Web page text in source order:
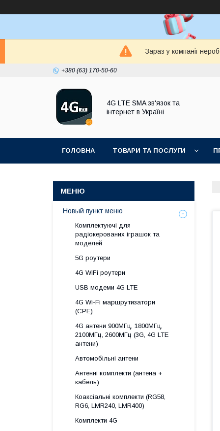
Зараз у компанії
+380 (63) 170-50-60
4G LTE SMA зв'язок та
інтернет в Україні
ГОЛОВНА ТОВАРИ ТА ПОСЛУГИ
Новый пункт меню
Комплектуючі для
радіокерованих іграшок та
моделей
5G роутери
4G WiFi роутери
USB модеми 4G LTE
4G Wi-Fi маршрутизатори
(CPE)
4G антени 900МГц, 1800МГц,
2100МГц, 2600МГц (3G, 4G LTE
антени)
Автомобільні антени
Антенні комплекти (антена +
кабель)
Коаксіальні комплекти (RG58,
RG6, LMR240, LMR400)
Комплекти 4G